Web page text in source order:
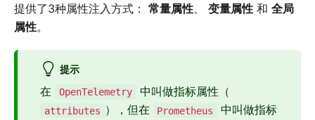
提供了3种属性注入方式： 常量属性 变量属性 和 全局
属性。
提示
在 OpenTelemetry 中叫做指标属性（
attributes ），但在 Prometheus
中叫做指标